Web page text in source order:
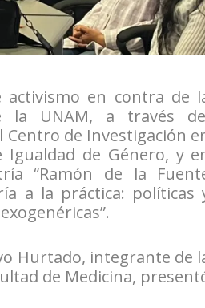
activismo en contra de
la UNAM, a través
Centro de Investigación
Igualdad de Género, y
“Ramón de la
a la práctica: políticas
Hurtado, integrante de
de Medicina,